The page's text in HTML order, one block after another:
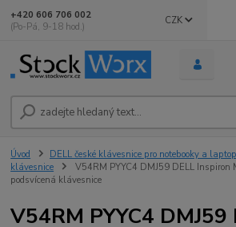
CZK
+420 606 706 002
(Po-Pá, 9-18 hod.)
Úvod DELL české klávesnice pro notebooky a
klávesnice
V54RM PYYC4 DMJ59 DELL Inspiron
podsvícená klávesnice
V54RM PYYC4 DMJ59